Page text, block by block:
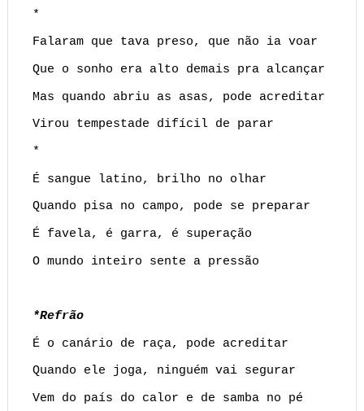
*
Falaram que tava preso, que não ia voar
Que o sonho era alto demais pra alcançar
Mas quando abriu as asas, pode acreditar
Virou tempestade difícil de parar
*
É sangue latino, brilho no olhar
Quando pisa no campo, pode se preparar
É favela, é garra, é superação
O mundo inteiro sente a pressão
*Refrão
É o canário de raça, pode acreditar
Quando ele joga, ninguém vai segurar
Vem do país do calor e de samba no pé